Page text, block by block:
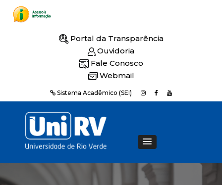
Portal da Transparência
Ouvidoria
Fale Conosco
Webmail
Sistema Acadêmico (SEI)